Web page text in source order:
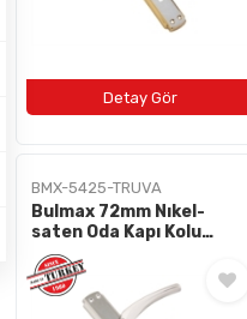
BMX-5425-TRUVA
Bulmax 72mm Nıkel-
saten Oda Kapı Kolu
Bmx-5425